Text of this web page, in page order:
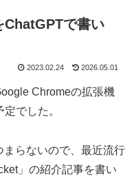
で書い
2023.02.24 2026.05.01
Chromeの拡張機
でした。
らないので、最近流行
」の紹介記事を書い